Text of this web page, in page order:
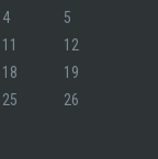
4
5
11
12
18
19
25
26